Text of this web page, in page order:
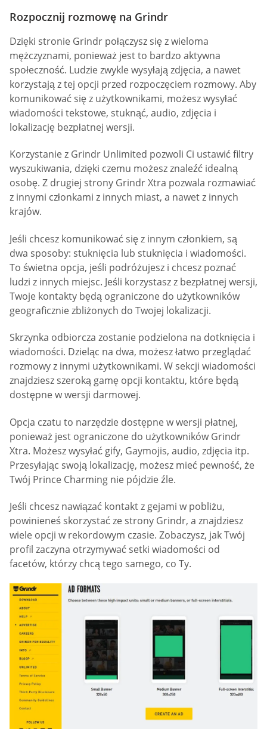
Rozpocznij rozmowę na Grindr
Dzięki stronie Grindr połączysz się z wieloma
mężczyznami, ponieważ jest to bardzo aktywna
społeczność. Ludzie zwykle wysyłają zdjęcia, a nawet
korzystają z tej opcji przed rozpoczęciem rozmowy. Aby
komunikować się z użytkownikami, możesz wysyłać
wiadomości tekstowe, stuknąć, audio, zdjęcia i
lokalizację bezpłatnej wersji.
Korzystanie z Grindr Unlimited pozwoli Ci ustawić filtry
wyszukiwania, dzięki czemu możesz znaleźć idealną
osobę. Z drugiej strony Grindr Xtra pozwala rozmawiać
z innymi członkami z innych miast, a nawet z innych
krajów.
Jeśli chcesz komunikować się z innym członkiem, są
dwa sposoby: stuknięcia lub stuknięcia i wiadomości.
To świetna opcja, jeśli podróżujesz i chcesz poznać
ludzi z innych miejsc. Jeśli korzystasz z bezpłatnej wersji,
Twoje kontakty będą ograniczone do użytkowników
geograficznie zbliżonych do Twojej lokalizacji.
Skrzynka odbiorcza zostanie podzielona na dotknięcia i
wiadomości. Dzieląc na dwa, możesz łatwo przeglądać
rozmowy z innymi użytkownikami. W sekcji wiadomości
znajdziesz szeroką gamę opcji kontaktu, które będą
dostępne w wersji darmowej.
Opcja czatu to narzędzie dostępne w wersji płatnej,
ponieważ jest ograniczone do użytkowników Grindr
Xtra. Możesz wysyłać gify, Gaymojis, audio, zdjęcia itp.
Przesyłając swoją lokalizację, możesz mieć pewność, że
Twój Prince Charming nie pójdzie źle.
Jeśli chcesz nawiązać kontakt z gejami w pobliżu,
powinieneś skorzystać ze strony Grindr, a znajdziesz
wiele opcji w rekordowym czasie. Zobaczysz, jak Twój
profil zaczyna otrzymywać setki wiadomości od
facetów, którzy chcą tego samego, co Ty.